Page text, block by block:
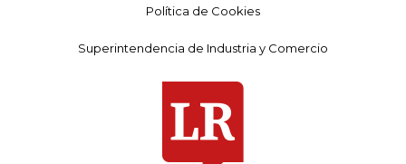
Política de Cookies
Superintendencia de Industria y Comercio